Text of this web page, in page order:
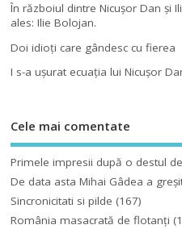
În războiul dintre Nicuşor Dan şi
ales: Ilie Bolojan.
Doi idioţi care gândesc cu fierea
I s-a uşurat ecuaţia lui Nicuşor
Cele mai comentate
Primele impresii după o destul
De data asta Mihai Gâdea a
Sincronicitati si pilde (167)
România masacrată de flotanţi